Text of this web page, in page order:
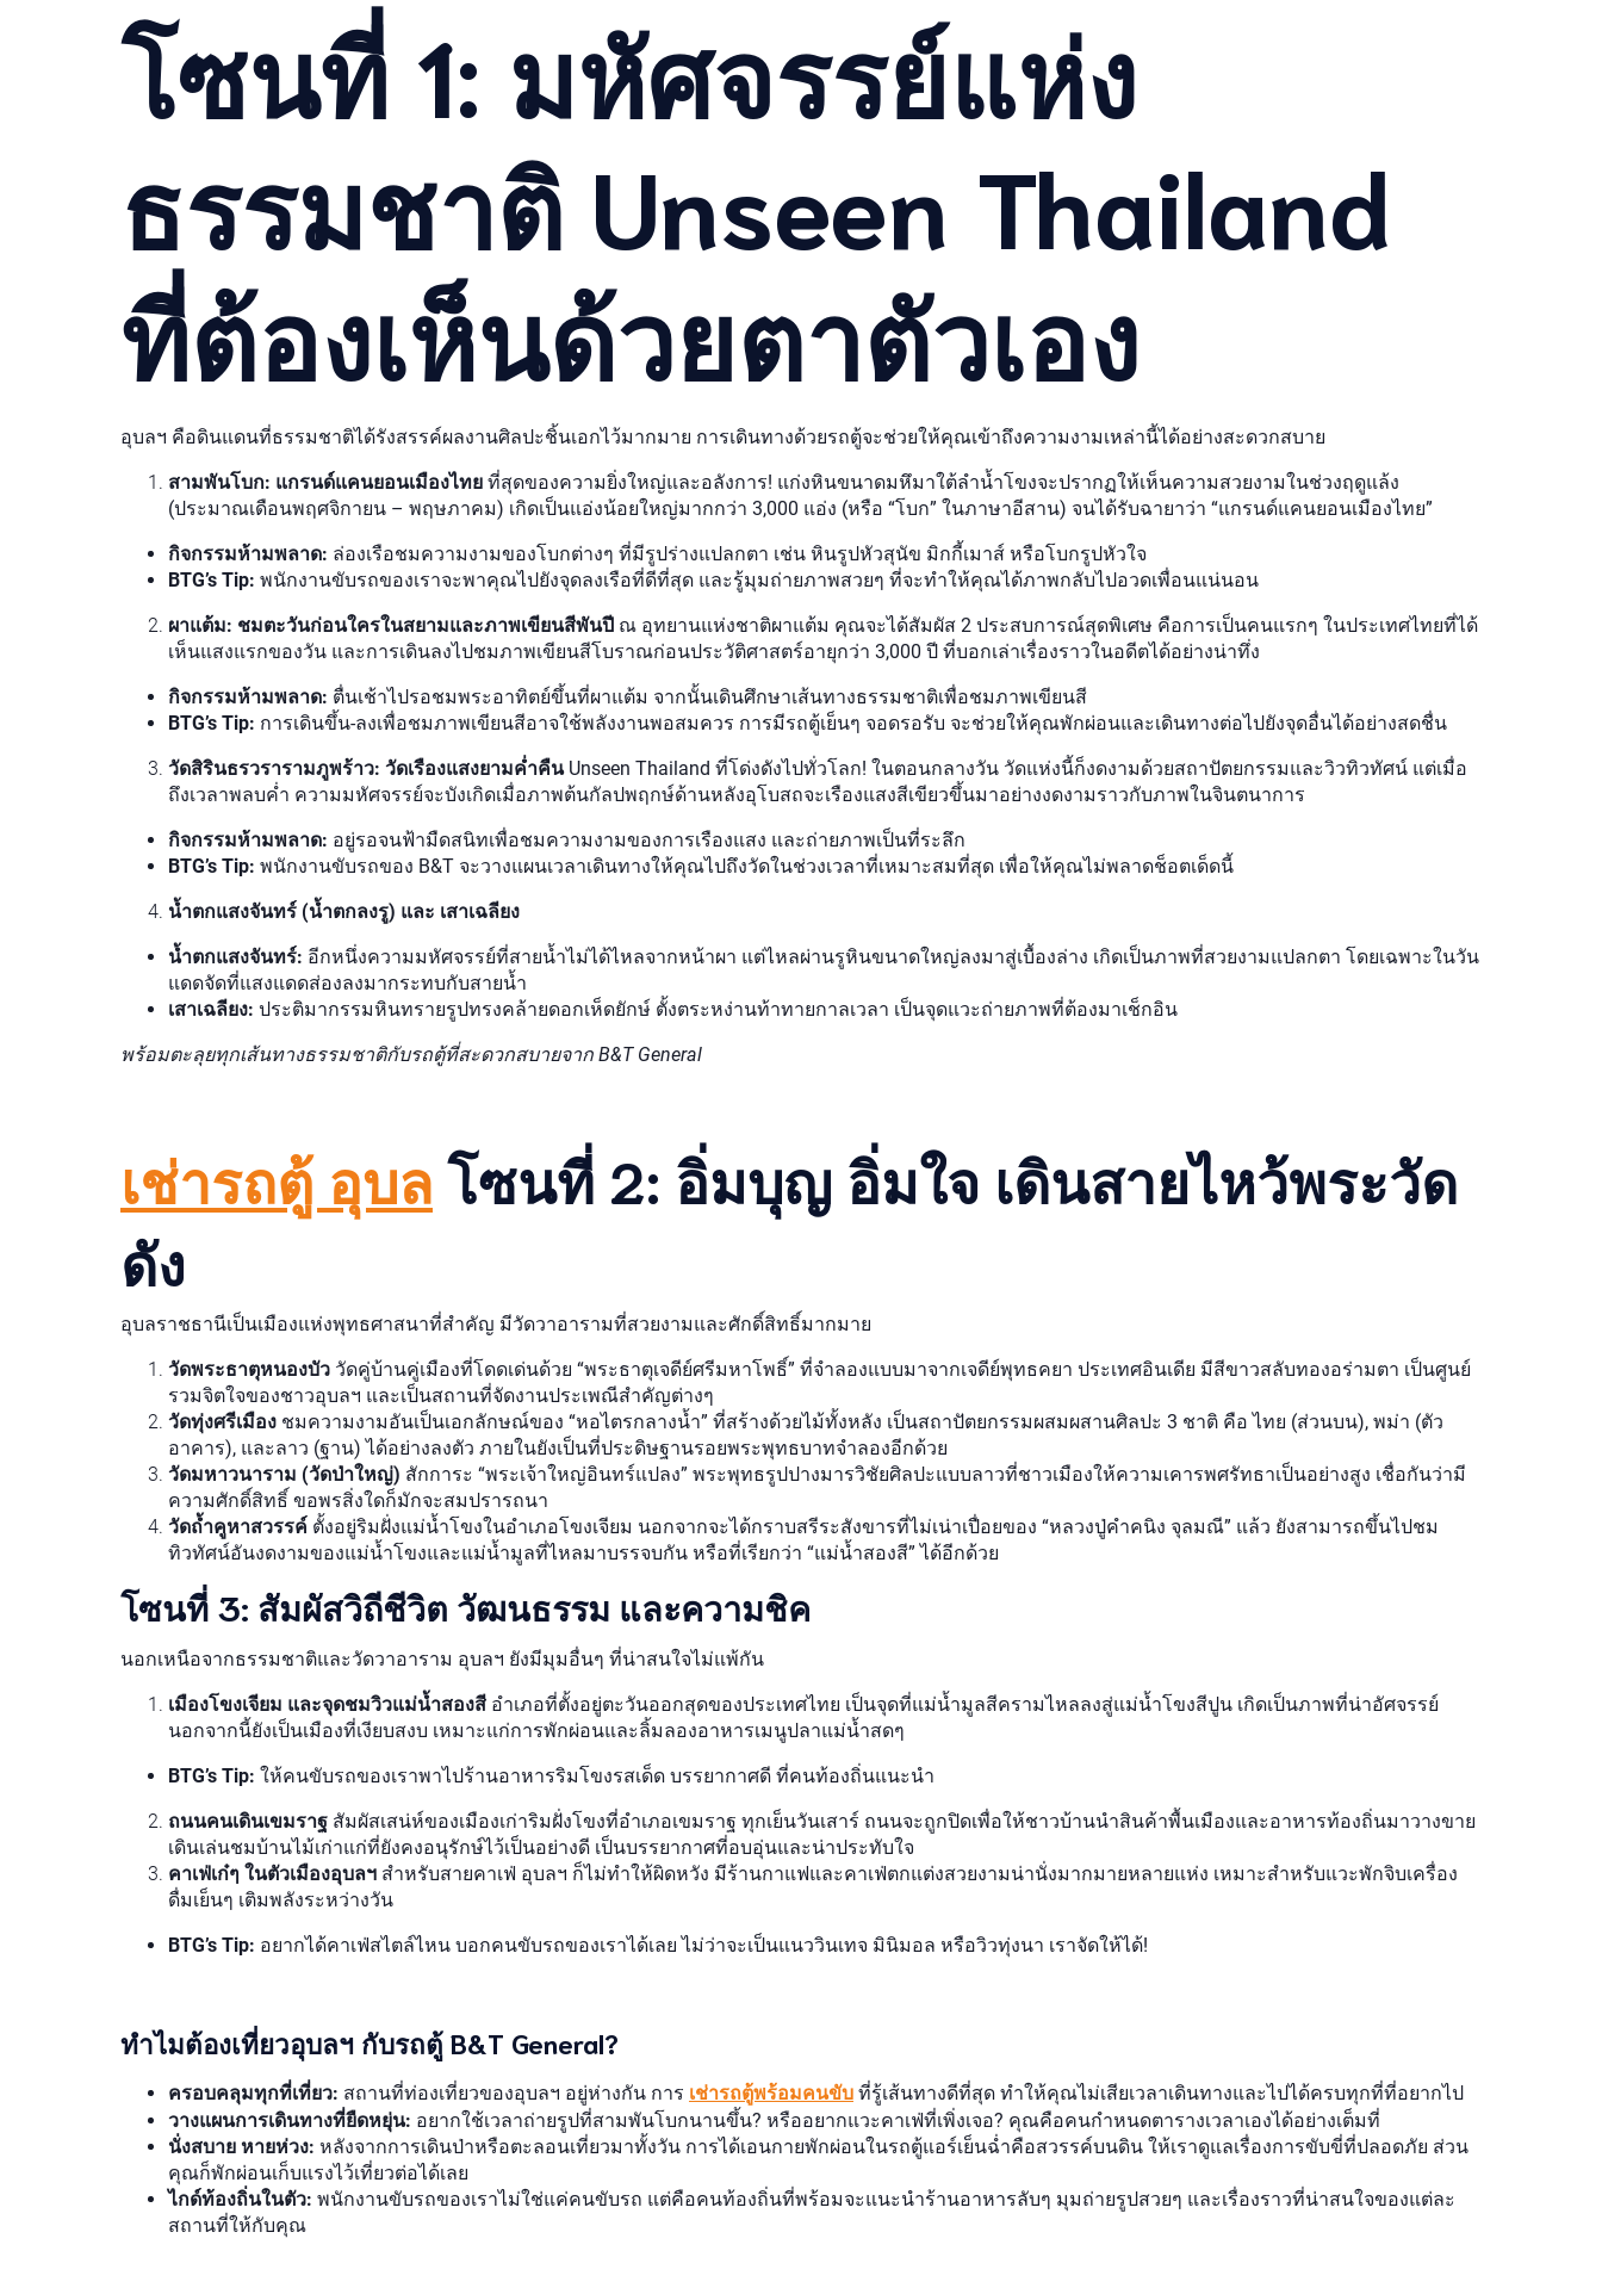
โซนที่ 1: มหัศจรรย์แห่ง
ธรรมชาติ Unseen Thailand
ที่ต้องเห็นด้วยตาตัวเอง
อุบลฯ คือดินแดนที่ธรรมชาติได้รังสรรค์ผลงานศิลปะชิ้นเอกไว้มากมาย การเดินทางด้วยรถตู้จะช่วยให้คุณเข้าถึงความงามเหล่านี้ได้อย่างสะดวกสบาย
สามพันโบก: แกรนด์แคนยอนเมืองไทย ที่สุดของความยิ่งใหญ่และอลังการ! แก่งหินขนาดมหึมาใต้ลำน้ำโขงจะปรากฏให้เห็นความสวยงามในช่วงฤดูแล้ง
(ประมาณเดือนพฤศจิกายน – พฤษภาคม) เกิดเป็นแอ่งน้อยใหญ่มากกว่า 3,000 แอ่ง (หรือ “โบก” ในภาษาอีสาน) จนได้รับฉายาว่า “แกรนด์แคนยอนเมืองไทย”
กิจกรรมห้ามพลาด: ล่องเรือชมความงามของโบกต่างๆ ที่มีรูปร่างแปลกตา เช่น หินรูปหัวสุนัข มิกกี้เมาส์ หรือโบกรูปหัวใจ
BTG’s Tip: พนักงานขับรถของเราจะพาคุณไปยังจุดลงเรือที่ดีที่สุด และรู้มุมถ่ายภาพสวยๆ ที่จะทำให้คุณได้ภาพกลับไปอวดเพื่อนแน่นอน
ผาแต้ม: ชมตะวันก่อนใครในสยามและภาพเขียนสีพันปี ณ อุทยานแห่งชาติผาแต้ม คุณจะได้สัมผัส 2 ประสบการณ์สุดพิเศษ คือการเป็นคนแรกๆ ในประเทศไทยที่ได้
เห็นแสงแรกของวัน และการเดินลงไปชมภาพเขียนสีโบราณก่อนประวัติศาสตร์อายุกว่า 3,000 ปี ที่บอกเล่าเรื่องราวในอดีตได้อย่างน่าทึ่ง
กิจกรรมห้ามพลาด: ตื่นเช้าไปรอชมพระอาทิตย์ขึ้นที่ผาแต้ม จากนั้นเดินศึกษาเส้นทางธรรมชาติเพื่อชมภาพเขียนสี
BTG’s Tip: การเดินขึ้น-ลงเพื่อชมภาพเขียนสีอาจใช้พลังงานพอสมควร การมีรถตู้เย็นๆ จอดรอรับ จะช่วยให้คุณพักผ่อนและเดินทางต่อไปยังจุดอื่นได้อย่างสดชื่น
วัดสิรินธรวรารามภูพร้าว: วัดเรืองแสงยามค่ำคืนUnseen Thailand ที่โด่งดังไปทั่วโลก! ในตอนกลางวัน วัดแห่งนี้ก็งดงามด้วยสถาปัตยกรรมและวิวทิวทัศน์ แต่เมื่อ
ถึงเวลาพลบค่ำ ความมหัศจรรย์จะบังเกิดเมื่อภาพต้นกัลปพฤกษ์ด้านหลังอุโบสถจะเรืองแสงสีเขียวขึ้นมาอย่างงดงามราวกับภาพในจินตนาการ
กิจกรรมห้ามพลาด: อยู่รอจนฟ้ามืดสนิทเพื่อชมความงามของการเรืองแสง และถ่ายภาพเป็นที่ระลึก
BTG’s Tip: พนักงานขับรถของ B&T จะวางแผนเวลาเดินทางให้คุณไปถึงวัดในช่วงเวลาที่เหมาะสมที่สุด เพื่อให้คุณไม่พลาดช็อตเด็ดนี้
น้ำตกแสงจันทร์ (น้ำตกลงรู) และ เสาเฉลียง
น้ำตกแสงจันทร์: อีกหนึ่งความมหัศจรรย์ที่สายน้ำไม่ได้ไหลจากหน้าผา แต่ไหลผ่านรูหินขนาดใหญ่ลงมาสู่เบื้องล่าง เกิดเป็นภาพที่สวยงามแปลกตา โดยเฉพาะในวัน
แดดจัดที่แสงแดดส่องลงมากระทบกับสายน้ำ
เสาเฉลียง: ประติมากรรมหินทรายรูปทรงคล้ายดอกเห็ดยักษ์ ตั้งตระหง่านท้าทายกาลเวลา เป็นจุดแวะถ่ายภาพที่ต้องมาเช็กอิน
พร้อมตะลุยทุกเส้นทางธรรมชาติกับรถตู้ที่สะดวกสบายจาก B&T General
เช่ารถตู้ อุบล โซนที่ 2: อิ่มบุญ อิ่มใจ เดินสายไหว้พระวัด
ดัง
อุบลราชธานีเป็นเมืองแห่งพุทธศาสนาที่สำคัญ มีวัดวาอารามที่สวยงามและศักดิ์สิทธิ์มากมาย
วัดพระธาตุหนองบัว วัดคู่บ้านคู่เมืองที่โดดเด่นด้วย “พระธาตุเจดีย์ศรีมหาโพธิ์” ที่จำลองแบบมาจากเจดีย์พุทธคยา ประเทศอินเดีย มีสีขาวสลับทองอร่ามตา เป็นศูนย์
รวมจิตใจของชาวอุบลฯ และเป็นสถานที่จัดงานประเพณีสำคัญต่างๆ
วัดทุ่งศรีเมือง ชมความงามอันเป็นเอกลักษณ์ของ “หอไตรกลางน้ำ” ที่สร้างด้วยไม้ทั้งหลัง เป็นสถาปัตยกรรมผสมผสานศิลปะ 3 ชาติ คือ ไทย (ส่วนบน), พม่า (ตัว
อาคาร), และลาว (ฐาน) ได้อย่างลงตัว ภายในยังเป็นที่ประดิษฐานรอยพระพุทธบาทจำลองอีกด้วย
วัดมหาวนาราม (วัดป่าใหญ่) สักการะ “พระเจ้าใหญ่อินทร์แปลง” พระพุทธรูปปางมารวิชัยศิลปะแบบลาวที่ชาวเมืองให้ความเคารพศรัทธาเป็นอย่างสูง เชื่อกันว่ามี
ความศักดิ์สิทธิ์ ขอพรสิ่งใดก็มักจะสมปรารถนา
วัดถ้ำคูหาสวรรค์ ตั้งอยู่ริมฝั่งแม่น้ำโขงในอำเภอโขงเจียม นอกจากจะได้กราบสรีระสังขารที่ไม่เน่าเปื่อยของ “หลวงปู่คำคนิง จุลมณี” แล้ว ยังสามารถขึ้นไปชม
ทิวทัศน์อันงดงามของแม่น้ำโขงและแม่น้ำมูลที่ไหลมาบรรจบกัน หรือที่เรียกว่า “แม่น้ำสองสี” ได้อีกด้วย
โซนที่ 3: สัมผัสวิถีชีวิต วัฒนธรรม และความชิค
นอกเหนือจากธรรมชาติและวัดวาอาราม อุบลฯ ยังมีมุมอื่นๆ ที่น่าสนใจไม่แพ้กัน
เมืองโขงเจียม และจุดชมวิวแม่น้ำสองสี อำเภอที่ตั้งอยู่ตะวันออกสุดของประเทศไทย เป็นจุดที่แม่น้ำมูลสีครามไหลลงสู่แม่น้ำโขงสีปูน เกิดเป็นภาพที่น่าอัศจรรย์
นอกจากนี้ยังเป็นเมืองที่เงียบสงบ เหมาะแก่การพักผ่อนและลิ้มลองอาหารเมนูปลาแม่น้ำสดๆ
BTG’s Tip: ให้คนขับรถของเราพาไปร้านอาหารริมโขงรสเด็ด บรรยากาศดี ที่คนท้องถิ่นแนะนำ
ถนนคนเดินเขมราฐ สัมผัสเสน่ห์ของเมืองเก่าริมฝั่งโขงที่อำเภอเขมราฐ ทุกเย็นวันเสาร์ ถนนจะถูกปิดเพื่อให้ชาวบ้านนำสินค้าพื้นเมืองและอาหารท้องถิ่นมาวางขาย
เดินเล่นชมบ้านไม้เก่าแก่ที่ยังคงอนุรักษ์ไว้เป็นอย่างดี เป็นบรรยากาศที่อบอุ่นและน่าประทับใจ
คาเฟ่เก๋ๆ ในตัวเมืองอุบลฯ สำหรับสายคาเฟ่ อุบลฯ ก็ไม่ทำให้ผิดหวัง มีร้านกาแฟและคาเฟ่ตกแต่งสวยงามน่านั่งมากมายหลายแห่ง เหมาะสำหรับแวะพักจิบเครื่อง
ดื่มเย็นๆ เติมพลังระหว่างวัน
BTG’s Tip: อยากได้คาเฟ่สไตล์ไหน บอกคนขับรถของเราได้เลย ไม่ว่าจะเป็นแนววินเทจ มินิมอล หรือวิวทุ่งนา เราจัดให้ได้!
ทำไมต้องเที่ยวอุบลฯ กับรถตู้ B&T General?
ครอบคลุมทุกที่เที่ยว: สถานที่ท่องเที่ยวของอุบลฯ อยู่ห่างกัน การ เช่ารถตู้พร้อมคนขับ ที่รู้เส้นทางดีที่สุด ทำให้คุณไม่เสียเวลาเดินทางและไปได้ครบทุกที่ที่อยากไป
วางแผนการเดินทางที่ยืดหยุ่น: อยากใช้เวลาถ่ายรูปที่สามพันโบกนานขึ้น? หรืออยากแวะคาเฟ่ที่เพิ่งเจอ? คุณคือคนกำหนดตารางเวลาเองได้อย่างเต็มที่
นั่งสบาย หายห่วง: หลังจากการเดินป่าหรือตะลอนเที่ยวมาทั้งวัน การได้เอนกายพักผ่อนในรถตู้แอร์เย็นฉ่ำคือสวรรค์บนดิน ให้เราดูแลเรื่องการขับขี่ที่ปลอดภัย ส่วน
คุณก็พักผ่อนเก็บแรงไว้เที่ยวต่อได้เลย
ไกด์ท้องถิ่นในตัว: พนักงานขับรถของเราไม่ใช่แค่คนขับรถ แต่คือคนท้องถิ่นที่พร้อมจะแนะนำร้านอาหารลับๆ มุมถ่ายรูปสวยๆ และเรื่องราวที่น่าสนใจของแต่ละ
สถานที่ให้กับคุณ